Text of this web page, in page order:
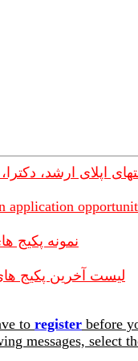
اپلای ارشد،
application
نمونه پکیج
لیست آخرین پکیج
to register before
messages, select